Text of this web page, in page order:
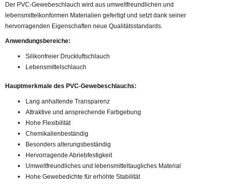
Der PVC-Gewebeschlauch wird aus umweltfreundlichen und
lebensmittelkonformen Materialien gefertigt und setzt dank seiner
hervorragenden Eigenschaften neue Qualitätsstandards.
Anwendungsbereiche:
Silikonfreier Druckluftschlauch
Lebensmittelschlauch
Hauptmerkmale des PVC-Gewebeschlauchs:
Lang anhaltende Transparenz
Attraktive und ansprechende Farbgebung
Hohe Flexibilität
Chemikalienbeständig
Besonders alterungsbeständig
Hervorragende Abriebfestigkeit
Umweltfreundliches und lebensmitteltaugliches Material
Hohe Gewebedichte für erhöhte Stabilität